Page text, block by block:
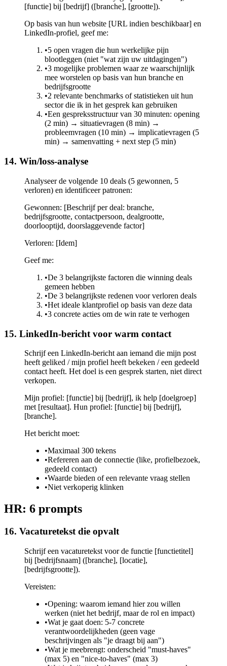
[functie] bij [bedrijf] ([branche], [grootte]).
Op basis van hun website [URL indien beschikbaar] en
LinkedIn-profiel, geef me:
•5 open vragen die hun werkelijke pijn
blootleggen (niet "wat zijn uw uitdagingen")
•3 mogelijke problemen waar ze waarschijnlijk
mee worstelen op basis van hun branche en
bedrijfsgrootte
•2 relevante benchmarks of statistieken uit hun
sector die ik in het gesprek kan gebruiken
•Een gespreksstructuur van 30 minuten: opening
(2 min) → situatievragen (8 min) →
probleemvragen (10 min) → implicatievragen (5
min) → samenvatting + next step (5 min)
14. Win/loss-analyse
Analyseer de volgende 10 deals (5 gewonnen, 5
verloren) en identificeer patronen:
Gewonnen: [Beschrijf per deal: branche,
bedrijfsgrootte, contactpersoon, dealgrootte,
doorlooptijd, doorslaggevende factor]
Verloren: [Idem]
Geef me:
•De 3 belangrijkste factoren die winning deals
gemeen hebben
•De 3 belangrijkste redenen voor verloren deals
•Het ideale klantprofiel op basis van deze data
•3 concrete acties om de win rate te verhogen
15. LinkedIn-bericht voor warm contact
Schrijf een LinkedIn-bericht aan iemand die mijn post
heeft geliked / mijn profiel heeft bekeken / een gedeeld
contact heeft. Het doel is een gesprek starten, niet direct
verkopen.
Mijn profiel: [functie] bij [bedrijf], ik help [doelgroep]
met [resultaat]. Hun profiel: [functie] bij [bedrijf],
[branche].
Het bericht moet:
•Maximaal 300 tekens
•Refereren aan de connectie (like, profielbezoek,
gedeeld contact)
•Waarde bieden of een relevante vraag stellen
•Niet verkoperig klinken
HR: 6 prompts
16. Vacaturetekst die opvalt
Schrijf een vacaturetekst voor de functie [functietitel]
bij [bedrijfsnaam] ([branche], [locatie],
[bedrijfsgrootte]).
Vereisten:
•Opening: waarom iemand hier zou willen
werken (niet het bedrijf, maar de rol en impact)
•Wat je gaat doen: 5-7 concrete
verantwoordelijkheden (geen vage
beschrijvingen als "je draagt bij aan")
•Wat je meebrengt: onderscheid "must-haves"
(max 5) en "nice-to-haves" (max 3)